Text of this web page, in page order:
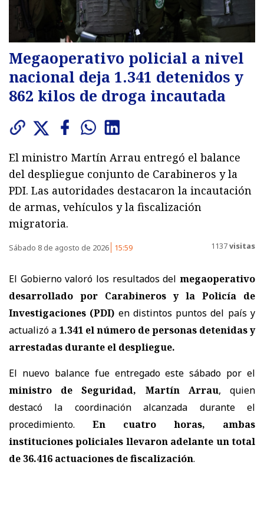
Megaoperativo policial a nivel
nacional deja 1.341 detenidos y
862 kilos de droga incautada
El ministro Martín Arrau entregó el balance
del despliegue conjunto de Carabineros y la
PDI. Las autoridades destacaron la incautación
de armas, vehículos y la fiscalización
migratoria.
Sábado 8 de agosto de 2026 15:59 1137visitas
El Gobierno valoró los resultados del megaoperativo
desarrollado por Carabineros y la Policía de
Investigaciones (PDI) en distintos puntos del país y
actualizó a 1.341 el número de personas detenidas y
arrestadas durante el despliegue.
El nuevo balance fue entregado este sábado por el
ministro de Seguridad, Martín Arrau, quien
destacó la coordinación alcanzada durante el
procedimiento. En cuatro horas, ambas
instituciones policiales llevaron adelante un total
de 36.416 actuaciones de fiscalización.